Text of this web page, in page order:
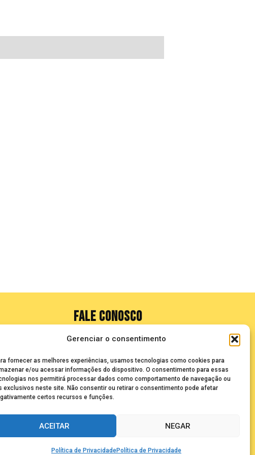
Gerenciar o consentimento
fornecer as melhores experiências, usamos tecnologias como cookies para
e/ou acessar informações do dispositivo. O consentimento para essas
nos permitirá processar dados como comportamento de navegação ou
exclusivos neste site. Não consentir ou retirar o consentimento pode afetar
certos recursos e funções.
ACEITAR NEGAR
Política de PrivacidadePolítica de Privacidade
FALE CONOSCO
seuze@bancadasantigas.com
Colecionadores